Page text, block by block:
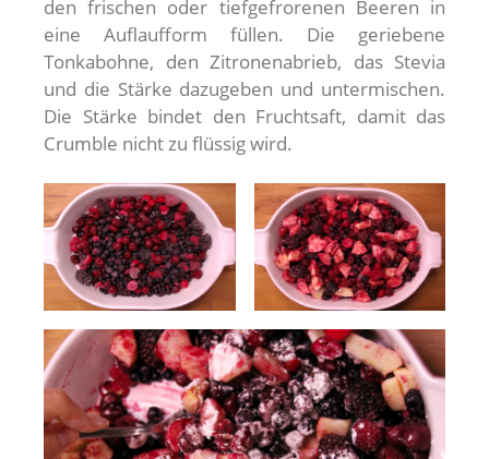
den frischen oder tiefgefrorenen Beeren in
eine Auflaufform füllen. Die geriebene
Tonkabohne, den Zitronenabrieb, das Stevia
und die Stärke dazugeben und untermischen.
Die Stärke bindet den Fruchtsaft, damit das
Crumble nicht zu flüssig wird.